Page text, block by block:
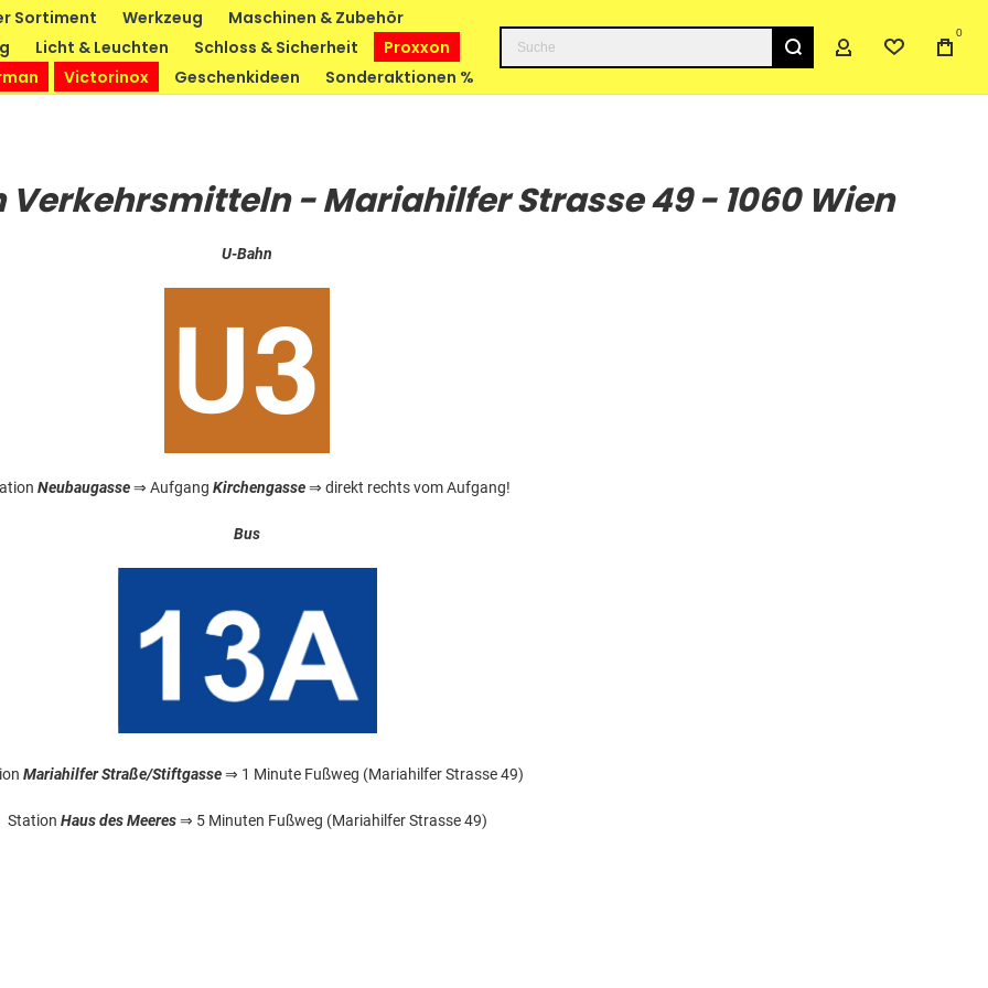
Sortiment Werkzeug
Maschinen & Zubehör
Licht & Leuchten Schloss & Sicherheit
Proxxon
Victorinox Geschenkideen Sonderaktionen %
Suche 0
- Mariahilfer Strasse 49 - 1060 Wien
U-Bahn
Neubaugasse ⇒ Aufgang Kirchengasse ⇒ direkt rechts vom Aufgang!
Bus
Mariahilfer Straße/Stiftgasse⇒ 1 Minute Fußweg (Mariahilfer Strasse 49)
Station Haus des Meeres⇒ 5 Minuten Fußweg (Mariahilfer Strasse 49)